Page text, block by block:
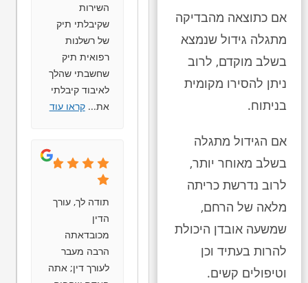
אם כתוצאה מהבדיקה
מתגלה גידול שנמצא
בשלב מוקדם, לרוב
ניתן להסירו מקומית
בניתוח.
אם הגידול מתגלה
בשלב מאוחר יותר,
לרוב נדרשת כריתה
מלאה של הרחם,
שמשעה אובדן היכולת
להרות בעתיד וכן
וטיפולים קשים.
השירות
שקיבלתי תיק
של רשלנות
רפואית תיק
שחשבתי שהלך
לאיבוד קיבלתי
את...קראו עוד
תודה לך, עורך
הדין
מכובדאתה
הרבה מעבר
לעורך דין; אתה